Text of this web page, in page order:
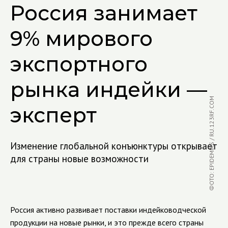
Россия занимает
9% мирового
экспортного
рынка индейки —
эксперт
Изменение глобальной конъюнктуры открывает
для страны новые возможности
ФОТО: EPIDEMIKS / RU.123RF.COM
Россия активно развивает поставки индейководческой
продукции на новые рынки, и это прежде всего страны